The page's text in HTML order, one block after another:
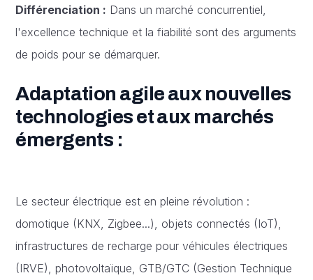
Différenciation : Dans un marché concurrentiel,
l'excellence technique et la fiabilité sont des arguments
de poids pour se démarquer.
Adaptation agile aux nouvelles
technologies et aux marchés
émergents :
Le secteur électrique est en pleine révolution :
domotique (KNX, Zigbee...), objets connectés (IoT),
infrastructures de recharge pour véhicules électriques
(IRVE), photovoltaïque, GTB/GTC (Gestion Technique